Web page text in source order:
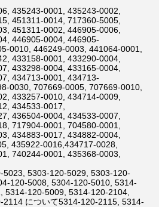
435243-0001, 435243-0002,
451311-0014, 717360-5005,
451311-0002, 446905-0006,
446905-0004, 446905-
0010, 446249-0003, 441064-0001,
433158-0001, 433290-0004,
433298-0004, 433165-0004,
434713-0001, 434713-
0030, 707669-0005, 707669-0010,
433257-0010, 434714-0009,
434533-0017,
436504-0004, 434533-0007,
717904-0001, 704580-0001,
434883-0017, 434882-0004,
435922-0016,434717-0028,
740244-0001, 435368-0003,
5303-120-5029, 5303-120-
120-5008, 5304-120-5010, 5314-
5314-120-5009, 5314-120-2104,
について5314-120-2115, 5314-